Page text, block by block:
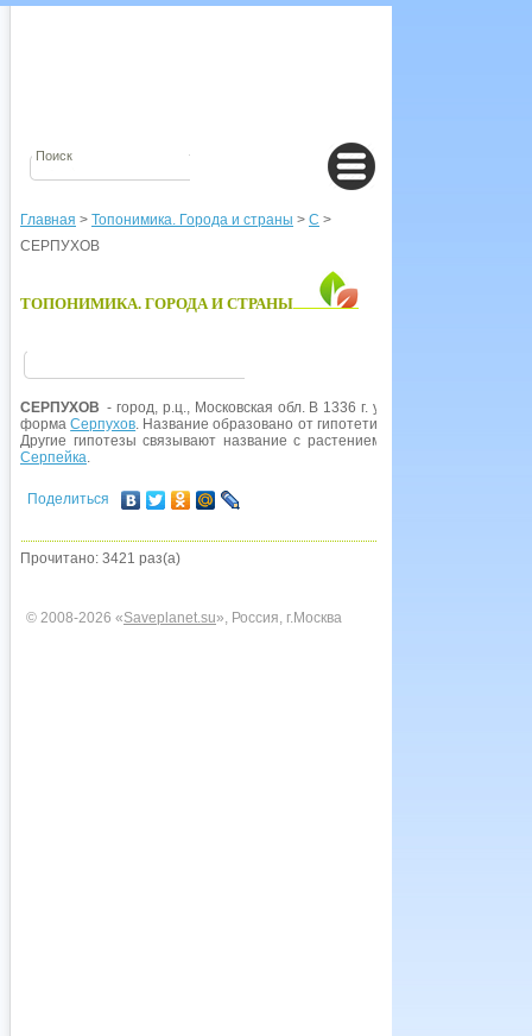
Главная > Топонимика. Города и страны > С >
СЕРПУХОВ
ТОПОНИМИКА. ГОРОДА И СТРАНЫ
СЕРПУХОВ - город, р.ц., Московская обл. В 1336 г. упоминается как гор.
формаСерпухов. Название образовано от гипотетического имени
Другие гипотезы связывают название с растением серпуха
Серпейка.
Поделиться
Прочитано: 3421 раз(а)
© 2008-2026 «Saveplanet.su», Россия, г.Москва